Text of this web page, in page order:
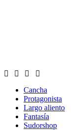
Cancha
Protagonista
Largo aliento
Fantasía
Sudorshop